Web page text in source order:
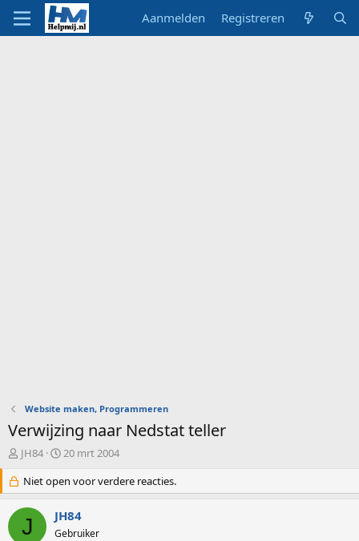
Aanmelden Registreren
Website maken, Programmeren
Verwijzing naar Nedstat teller
O
d
e
r
w
JH84
S
a
r
t
d
20 mrt 2004
Niet open voor verdere reacties.
J JH84
Gebruiker